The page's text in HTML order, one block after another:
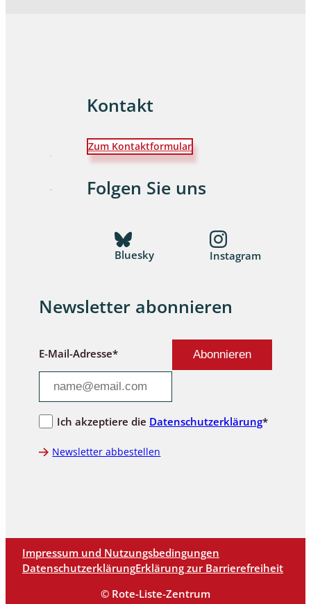
Kontakt
Zum Kontaktformular
Folgen Sie uns
Bluesky Instagram
Newsletter abonnieren
E-Mail-Adresse*
Ich akzeptiere die Datenschutzerklärung*
Newsletter abbestellen
Impressum und Nutzungsbedingungen
DatenschutzerklärungErklärung zur Barrierefreiheit
© Rote-Liste-Zentrum